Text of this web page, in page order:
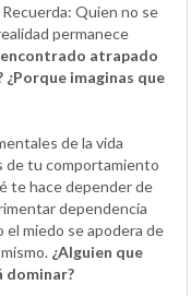
Quien no se
permanece
encontrado atrapado
imaginas que
de la vida
de tu comportamiento
te hace depender de
dependencia
miedo se apodera de
¿Alguien que
dominar?